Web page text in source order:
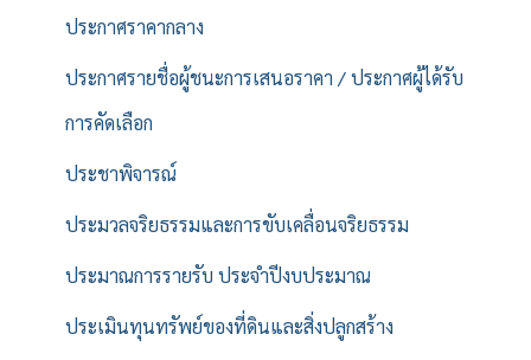
ประกาศราคากลาง
ประกาศรายชื่อผู้ชนะการเสนอราคา / ประกาศผู้ได้รับ
การคัดเลือก
ประชาพิจารณ์
ประมวลจริยธรรมและการขับเคลื่อนจริยธรรม
ประมาณการรายรับ ประจำปีงบประมาณ
ประเมินทุนทรัพย์ของที่ดินและสิ่งปลูกสร้าง